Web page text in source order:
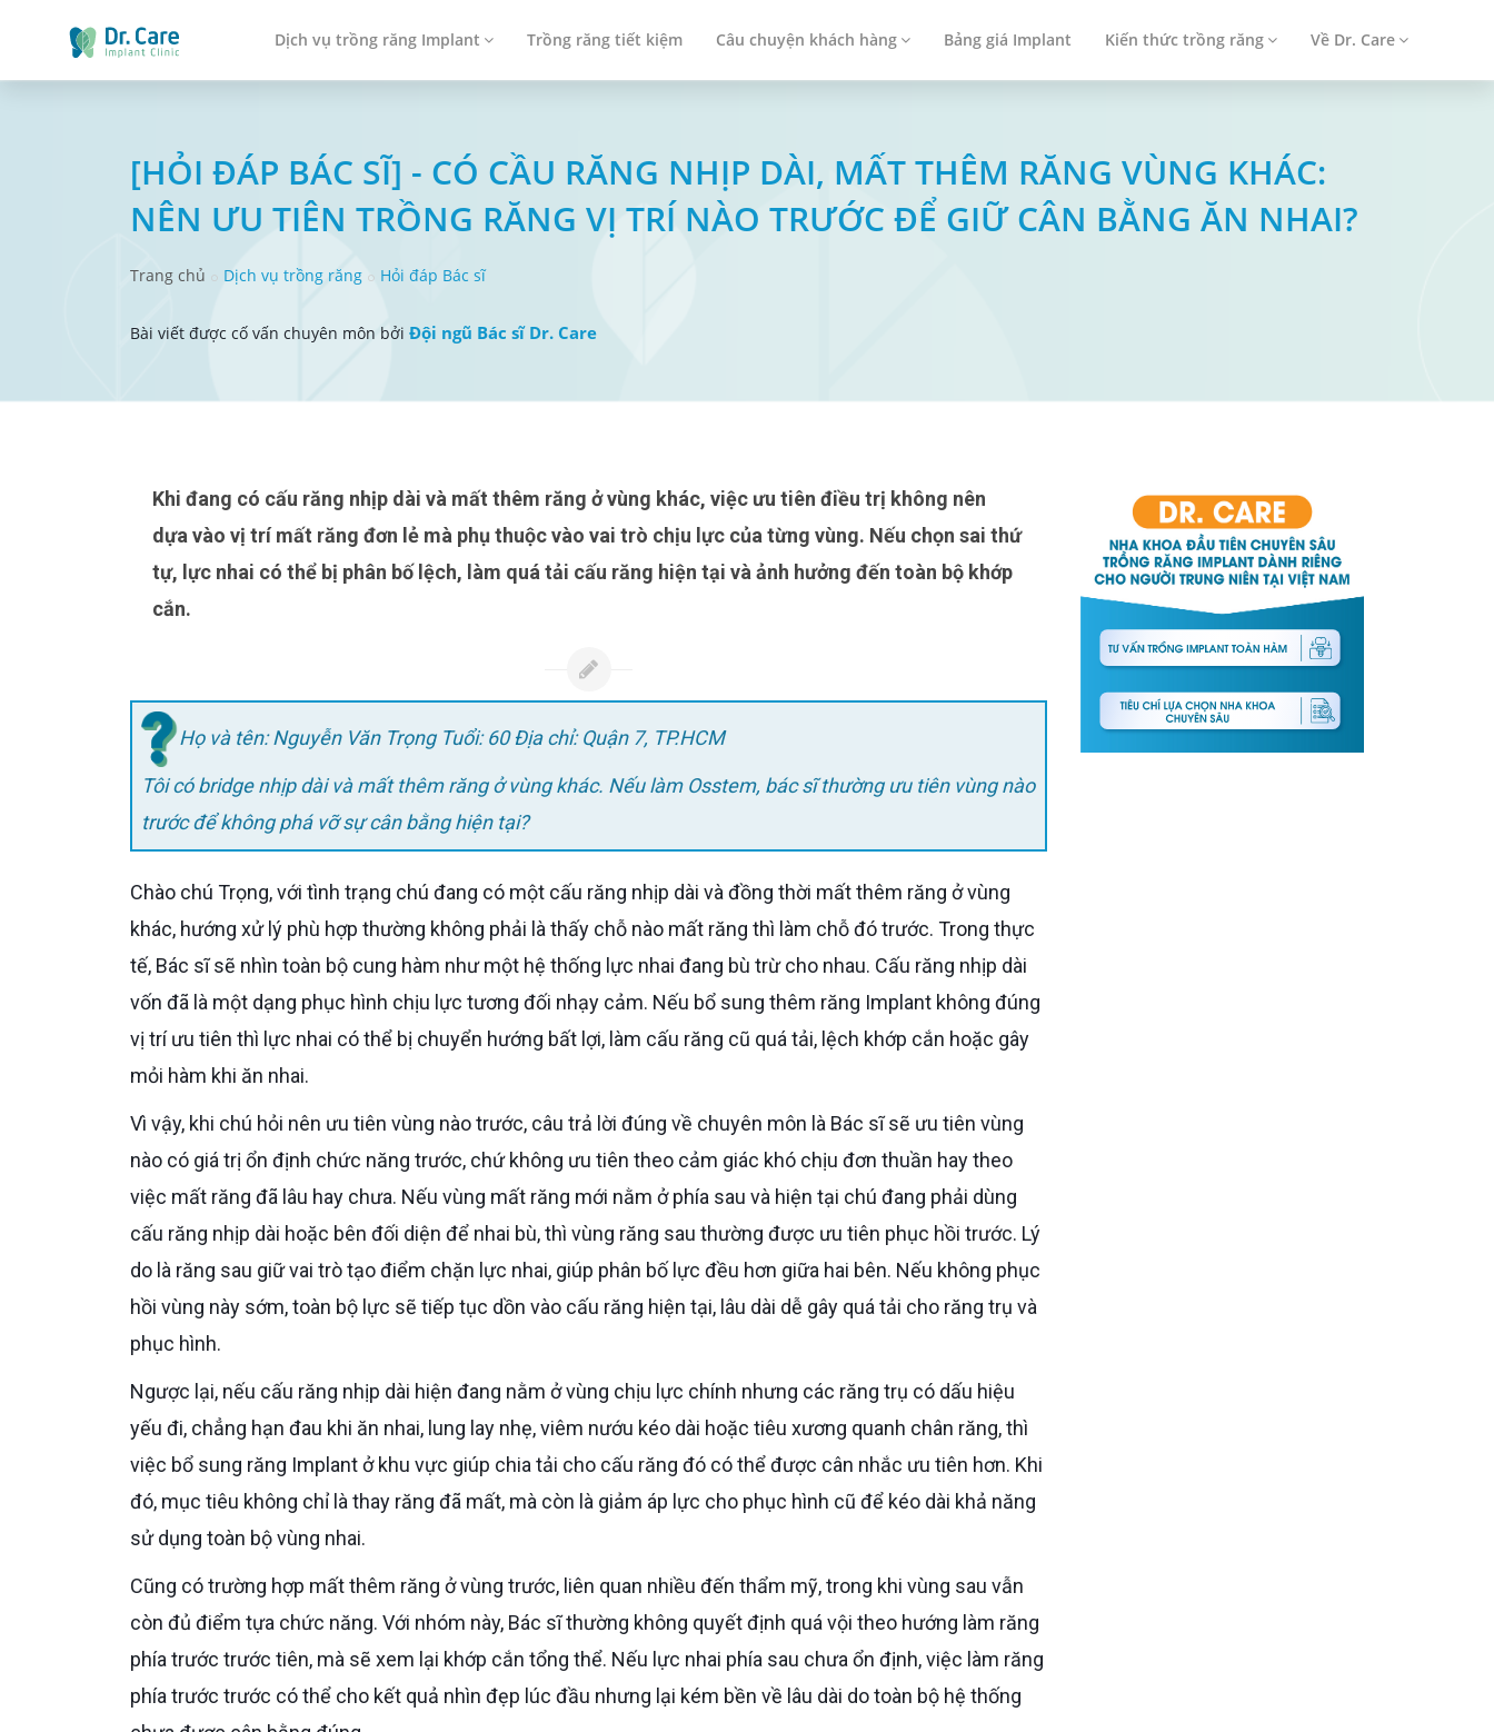
Dịch vụ trồng răng Implant Trồng răng tiết kiệm Câu chuyện khách hàng Bảng giá Implant Kiến thức trồng răng Về Dr. Care
[HỎI ĐÁP BÁC SĨ] - CÓ CẦU RĂNG NHỊP DÀI, MẤT THÊM RĂNG VÙNG KHÁC:
NÊN ƯU TIÊN TRỒNG RĂNG VỊ TRÍ NÀO TRƯỚC ĐỂ GIỮ CÂN BẰNG ĂN NHAI?
Trang chủ Dịch vụ trồng răng Hỏi đáp Bác sĩ
Bài viết được cố vấn chuyên môn bởi Đội ngũ Bác sĩ Dr. Care
Khi đang có cấu răng nhịp dài và mất thêm răng ở vùng khác, việc ưu tiên điều trị không nên
dựa vào vị trí mất răng đơn lẻ mà phụ thuộc vào vai trò chịu lực của từng vùng. Nếu chọn sai thứ
tự, lực nhai có thể bị phân bố lệch, làm quá tải cấu răng hiện tại và ảnh hưởng đến toàn bộ khớp
cắn.
Họ và tên: Nguyễn Văn Trọng Tuổi: 60 Địa chỉ: Quận 7, TP.HCM
Tôi có bridge nhịp dài và mất thêm răng ở vùng khác. Nếu làm Osstem, bác sĩ thường ưu tiên vùng nào
trước để không phá vỡ sự cân bằng hiện tại?
Chào chú Trọng, với tình trạng chú đang có một cấu răng nhịp dài và đồng thời mất thêm răng ở vùng
khác, hướng xử lý phù hợp thường không phải là thấy chỗ nào mất răng thì làm chỗ đó trước. Trong thực
tế, Bác sĩ sẽ nhìn toàn bộ cung hàm như một hệ thống lực nhai đang bù trừ cho nhau. Cấu răng nhịp dài
vốn đã là một dạng phục hình chịu lực tương đối nhạy cảm. Nếu bổ sung thêm răng Implant không đúng
vị trí ưu tiên thì lực nhai có thể bị chuyển hướng bất lợi, làm cấu răng cũ quá tải, lệch khớp cắn hoặc gây
mỏi hàm khi ăn nhai.
Vì vậy, khi chú hỏi nên ưu tiên vùng nào trước, câu trả lời đúng về chuyên môn là Bác sĩ sẽ ưu tiên vùng
nào có giá trị ổn định chức năng trước, chứ không ưu tiên theo cảm giác khó chịu đơn thuần hay theo
việc mất răng đã lâu hay chưa. Nếu vùng mất răng mới nằm ở phía sau và hiện tại chú đang phải dùng
cấu răng nhịp dài hoặc bên đối diện để nhai bù, thì vùng răng sau thường được ưu tiên phục hồi trước. Lý
do là răng sau giữ vai trò tạo điểm chặn lực nhai, giúp phân bố lực đều hơn giữa hai bên. Nếu không phục
hồi vùng này sớm, toàn bộ lực sẽ tiếp tục dồn vào cấu răng hiện tại, lâu dài dễ gây quá tải cho răng trụ và
phục hình.
Ngược lại, nếu cấu răng nhịp dài hiện đang nằm ở vùng chịu lực chính nhưng các răng trụ có dấu hiệu
yếu đi, chẳng hạn đau khi ăn nhai, lung lay nhẹ, viêm nướu kéo dài hoặc tiêu xương quanh chân răng, thì
việc bổ sung răng Implant ở khu vực giúp chia tải cho cấu răng đó có thể được cân nhắc ưu tiên hơn. Khi
đó, mục tiêu không chỉ là thay răng đã mất, mà còn là giảm áp lực cho phục hình cũ để kéo dài khả năng
sử dụng toàn bộ vùng nhai.
Cũng có trường hợp mất thêm răng ở vùng trước, liên quan nhiều đến thẩm mỹ, trong khi vùng sau vẫn
còn đủ điểm tựa chức năng. Với nhóm này, Bác sĩ thường không quyết định quá vội theo hướng làm răng
phía trước trước tiên, mà sẽ xem lại khớp cắn tổng thể. Nếu lực nhai phía sau chưa ổn định, việc làm răng
phía trước trước có thể cho kết quả nhìn đẹp lúc đầu nhưng lại kém bền về lâu dài do toàn bộ hệ thống